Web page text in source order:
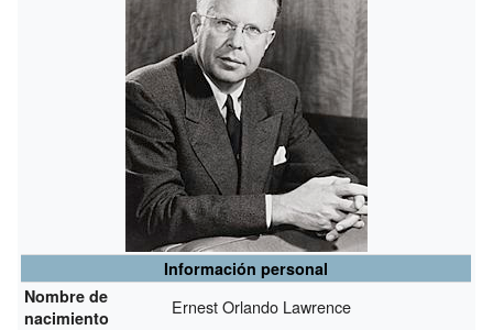
Información personal
Nombre de
nacimiento
Ernest Orlando Lawrence